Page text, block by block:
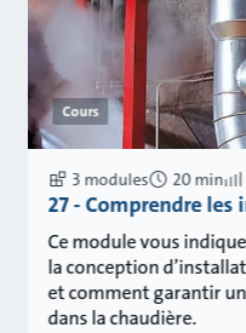
Cours
3 modules 20 min
27 - Comprendre
Ce module vous
la conception
et comment garantir
dans la chaudière.